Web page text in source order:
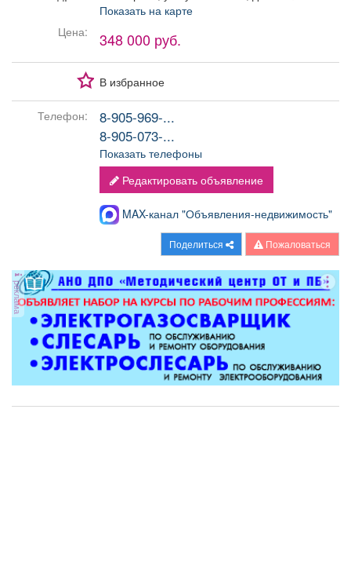
Я - пенсионер
Показать на карте
Цена:
348 000 руб.
В избранное
Телефон:
8-905-969-...
8-905-073-...
Показать телефоны
Редактировать объявление
MAX-канал "Объявления-недвижимость"
Поделиться Пожаловаться
реклама